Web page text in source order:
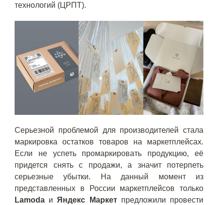
технологий (ЦРПТ).
Серьезной проблемой для производителей стала
маркировка остатков товаров на маркетплейсах.
Если не успеть промаркировать продукцию, её
придется снять с продажи, а значит потерпеть
серьезные убытки. На данный момент из
представленных в России маркетплейсов только
Lamoda иЯндекс Маркетпредложили провести